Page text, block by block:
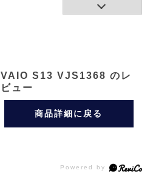
VAIO S13 VJS1368 のレ
ビュー
商品詳細に戻る